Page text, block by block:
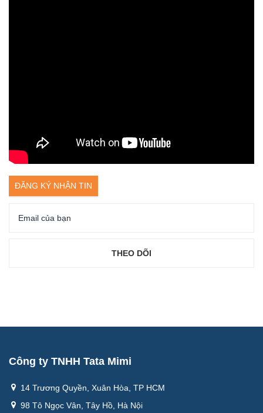
ĐĂNG KÝ NHẬN TIN
Công ty TNHH Tata Mimi
14 Trương Quyền, Xuân Hòa, TP HCM
98 Tô Ngọc Vân, Tây Hồ, Hà Nội